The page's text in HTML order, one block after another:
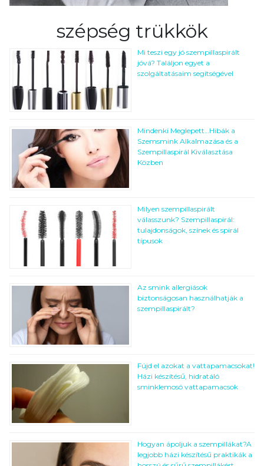
szépség trükkök
Mi teszi egy jó szempillaspirált
jóvá? Találjon egyet a
szolgáltatásaim segítségével
Mindenki Meglepett…Hibák a
Szemsmink Alkalmazása és a
Szempillaspirál Kiválasztása
Közben
Milyen szempillaspirált
válasszunk? Szempillaspirál:
tulajdonságok, színek és spirál
típusok
Az smink allergiások
biztonságosan használhatják a
szempillaspirált?
Fújd el azokat a vattapamacsokat!
Házi készítésű, hidratáló
sminklemosó vattapamacsok
Hogyan ápoljuk a szempillákat?A
legjobb házi készítésű praktikák a